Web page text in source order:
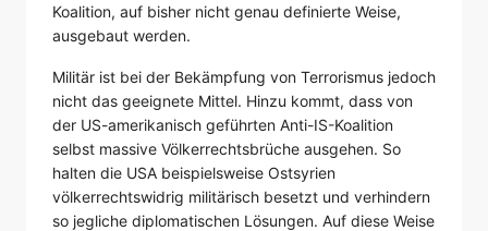
Koalition, auf bisher nicht genau definierte Weise,
ausgebaut werden.
Militär ist bei der Bekämpfung von Terrorismus jedoch
nicht das geeignete Mittel. Hinzu kommt, dass von
der US-amerikanisch geführten Anti-IS-Koalition
selbst massive Völkerrechtsbrüche ausgehen. So
halten die USA beispielsweise Ostsyrien
völkerrechtswidrig militärisch besetzt und verhindern
so jegliche diplomatischen Lösungen. Auf diese Weise